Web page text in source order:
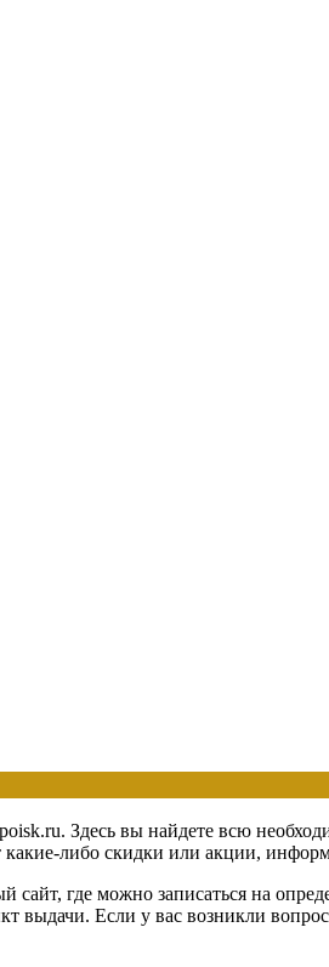
Здесь вы найдете всю
либо скидки или акции,
где можно записаться на
выдачи. Если у вас возникли